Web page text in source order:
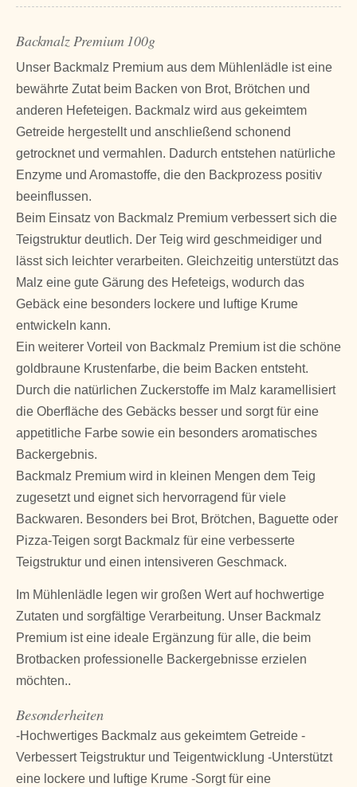
Backmalz Premium 100g
Unser Backmalz Premium aus dem Mühlenlädle ist eine
bewährte Zutat beim Backen von Brot, Brötchen und
anderen Hefeteigen. Backmalz wird aus gekeimtem
Getreide hergestellt und anschließend schonend
getrocknet und vermahlen. Dadurch entstehen natürliche
Enzyme und Aromastoffe, die den Backprozess positiv
beeinflussen.
Beim Einsatz von Backmalz Premium verbessert sich die
Teigstruktur deutlich. Der Teig wird geschmeidiger und
lässt sich leichter verarbeiten. Gleichzeitig unterstützt das
Malz eine gute Gärung des Hefeteigs, wodurch das
Gebäck eine besonders lockere und luftige Krume
entwickeln kann.
Ein weiterer Vorteil von Backmalz Premium ist die schöne
goldbraune Krustenfarbe, die beim Backen entsteht.
Durch die natürlichen Zuckerstoffe im Malz karamellisiert
die Oberfläche des Gebäcks besser und sorgt für eine
appetitliche Farbe sowie ein besonders aromatisches
Backergebnis.
Backmalz Premium wird in kleinen Mengen dem Teig
zugesetzt und eignet sich hervorragend für viele
Backwaren. Besonders bei Brot, Brötchen, Baguette oder
Pizza-Teigen sorgt Backmalz für eine verbesserte
Teigstruktur und einen intensiveren Geschmack.
Im Mühlenlädle legen wir großen Wert auf hochwertige
Zutaten und sorgfältige Verarbeitung. Unser Backmalz
Premium ist eine ideale Ergänzung für alle, die beim
Brotbacken professionelle Backergebnisse erzielen
möchten..
Besonderheiten
-Hochwertiges Backmalz aus gekeimtem Getreide -
Verbessert Teigstruktur und Teigentwicklung -Unterstützt
eine lockere und luftige Krume -Sorgt für eine